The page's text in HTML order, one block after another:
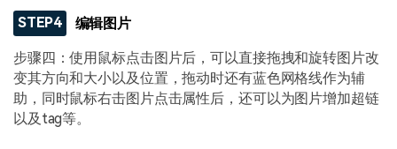
STEP4 编辑图片
步骤四：使用鼠标点击图片后，可以直接拖拽和旋转图片改
变其方向和大小以及位置，拖动时还有蓝色网格线作为辅
助，同时鼠标右击图片点击属性后，还可以为图片增加超链
以及tag等。